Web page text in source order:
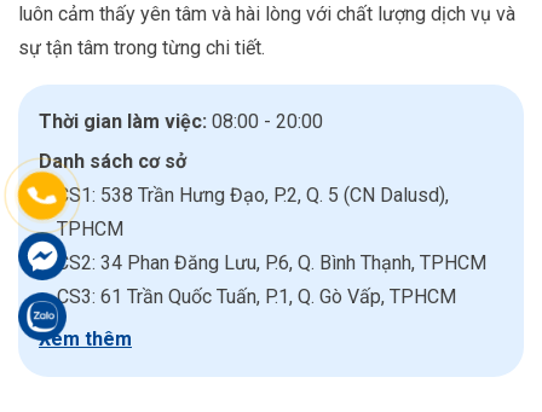
luôn cảm thấy yên tâm và hài lòng với chất lượng dịch vụ và
sự tận tâm trong từng chi tiết.
Thời gian làm việc: 08:00 - 20:00
Danh sách cơ sở
CS1: 538 Trần Hưng Đạo, P.2, Q. 5 (CN Dalusd),
TPHCM
CS2: 34 Phan Đăng Lưu, P.6, Q. Bình Thạnh, TPHCM
CS3: 61 Trần Quốc Tuấn, P.1, Q. Gò Vấp, TPHCM
Xem thêm